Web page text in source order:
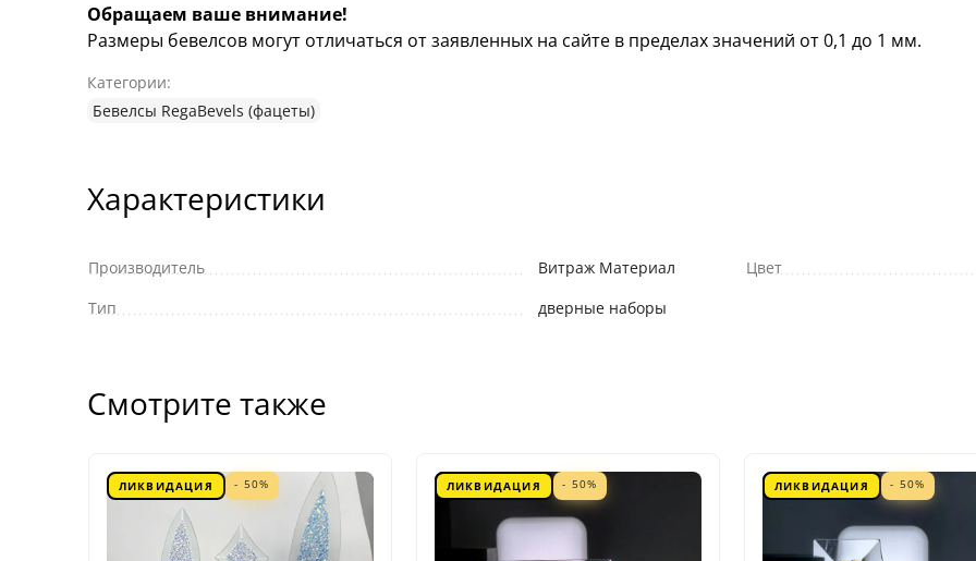
Обращаем ваше внимание!
Размеры бевелсов могут отличаться от заявленных на сайте в пределах значений от 0,1 до 1 мм.
Категории:
Бевелсы RegaBevels (фацеты)
Характеристики
Производитель
Витраж Материал
Тип
дверные наборы
Цвет
Смотрите также
ЛИКВИДАЦИЯ - 50% ЛИКВИДАЦИЯ - 50% ЛИКВИДАЦИЯ - 50%